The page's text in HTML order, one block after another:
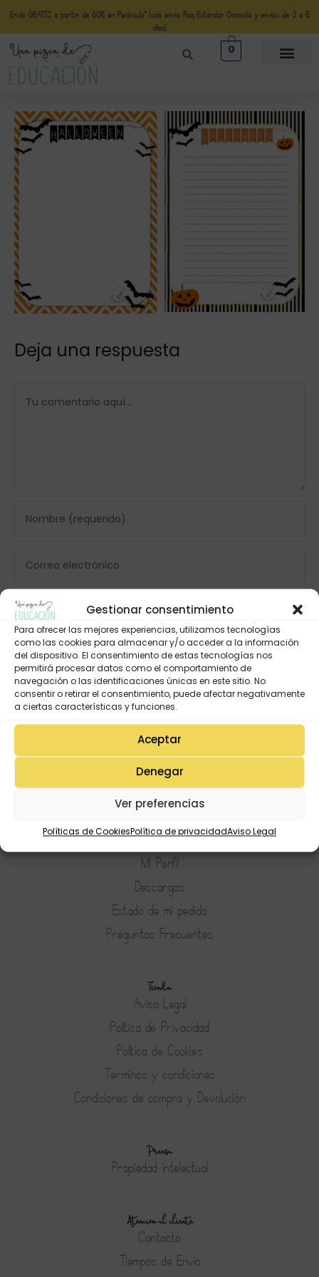
Gestionar consentimiento
Para ofrecer las mejores experiencias, utilizamos tecnologías
como las cookies para almacenar y/o acceder a la información
del dispositivo. El consentimiento de estas tecnologías nos
permitirá procesar datos como el comportamiento de
navegación o las identificaciones únicas en este sitio. No
consentir o retirar el consentimiento, puede afectar negativamente
a ciertas características y funciones.
Aceptar
Denegar
Ver preferencias
Políticas de CookiesPolítica de privacidadAviso Legal
Envío GRATIS a partir de 50€ en Península* (solo envio Paq Estándar Domicilio y envíos de 3 a 5
días)
0
Deja una respuesta
Mi Cuenta
Lista de deseos
Mi Perfil
Descargas
Estado de mi pedido
Preguntas Frecuentes
Tienda
Aviso Legal
Política de Privacidad
Política de Cookies
Terminos y condiciones
Condiciones de compra y Devolución
Prensa
Propiedad intelectual
Atención al cliente
Contacto
Tiempos de Envío